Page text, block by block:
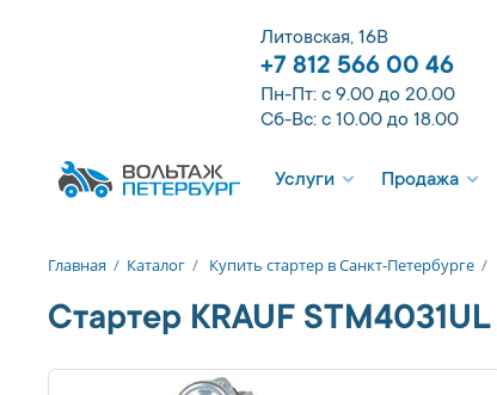
Литовская, 16В
+7 812 566 00 46
Пн-Пт: с 9.00 до 20.00
Сб-Вс: с 10.00 до 18.00
Услуги Продажа
Главная / Каталог / Купить стартер в Санкт-Петербурге /
Стартер KRAUF STM4031UL